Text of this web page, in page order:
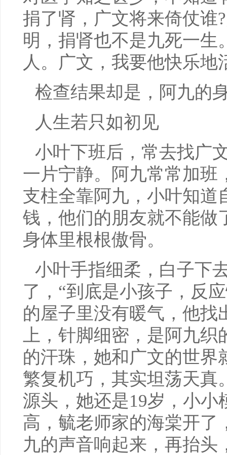
捐了肾，广文将来倚仗谁
明，捐肾也不是九死一生
人。广文，我要他快乐地
检查结果却是，阿九的
人生若只如初见
小叶下班后，常去找广
一片宁静。阿九常常加班
支柱全靠阿九，小叶知道
钱，他们的朋友就不能做
身体里根根傲骨。
小叶手指细柔，白子下
了，“到底是小孩子，反
的屋子里没有暖气，他找
上，针脚细密，是阿九织
的汗珠，她和广文的世界
繁复机巧，其实坦荡天真
源头，她还是19岁，小小
高，毓老师家的海棠开了
九的声音响起来，再抬头